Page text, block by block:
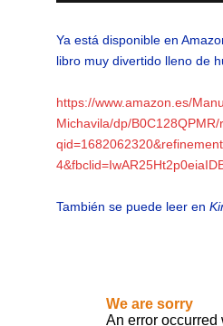
Ya está disponible en
libro muy divertido lleno de
https://www.amazon.es/
Michavila/dp/
También se puede leer en